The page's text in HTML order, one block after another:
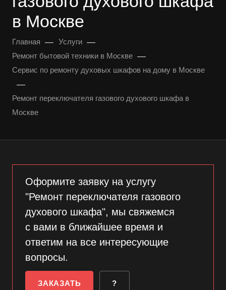
в Москве
Главная — Услуги —
Ремонт бытовой техники в Москве —
Сервис по ремонту духовых шкафов на дому в Москве
—
Ремонт переключателя газового духового шкафа в
Москве
Оформите заявку на услугу
"Ремонт переключателя газового
духового шкафа", мы свяжемся
с вами в ближайшее время и
ответим на все интересующие
вопросы.
ЗАКАЗАТЬ ?